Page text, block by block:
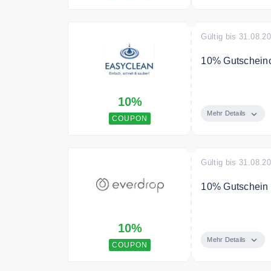
10%
COUPON
Gültig bis
10%
Bedingungen
Der Code ist
Mehr Details
10%
COUPON
Gültig bis
10%
Mehr Details